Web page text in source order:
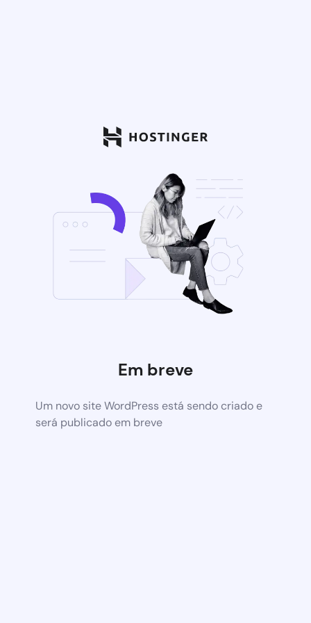
Em breve
Um novo site WordPress está sendo criado e
será publicado em breve